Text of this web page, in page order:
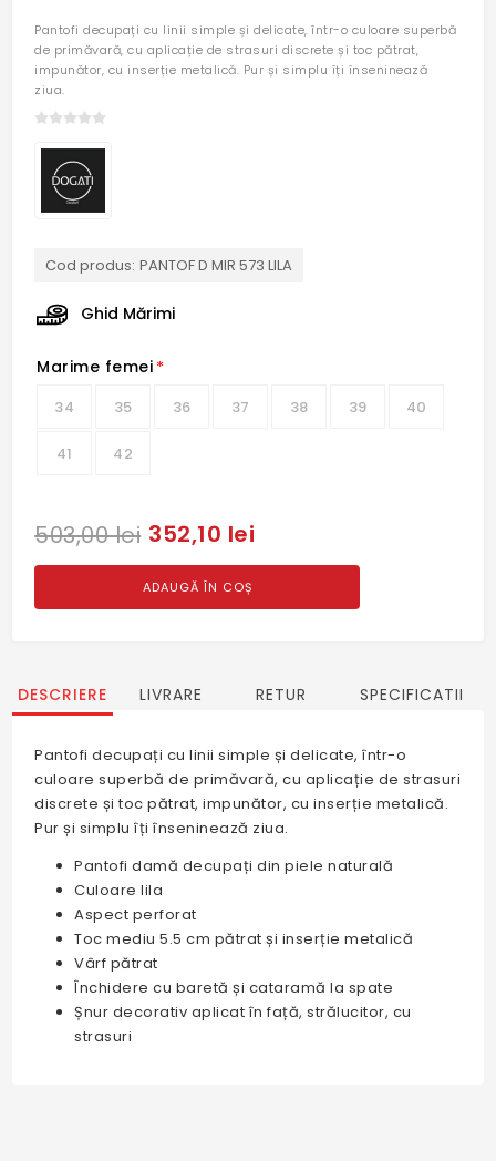
Pantofi decupați cu linii simple și delicate, într-o culoare superbă
de primăvară, cu aplicație de strasuri discrete și toc pătrat,
impunător, cu inserție metalică. Pur și simplu îți înseninează
ziua.
Cod produs: PANTOF D MIR 573 LILA
Ghid Mărimi
Marime femei *
34 35 36 37 38 39 40
41 42
503,00 lei 352,10 lei
ADAUGĂ ÎN COȘ
DESCRIERE LIVRARE RETUR SPECIFICATII
Pantofi decupați cu linii simple și delicate, într-o
culoare superbă de primăvară, cu aplicație de strasuri
discrete și toc pătrat, impunător, cu inserție metalică.
Pur și simplu îți înseninează ziua.
Pantofi damă decupați din piele naturală
Culoare lila
Aspect perforat
Toc mediu 5.5 cm pătrat și inserție metalică
Vârf pătrat
Închidere cu baretă și cataramă la spate
Șnur decorativ aplicat în față, strălucitor, cu
strasuri